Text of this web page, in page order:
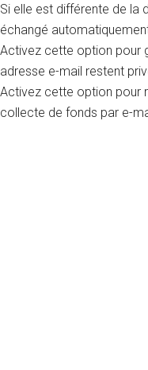
Si elle est différente de la
échangé
Activez cette option pour
adresse e-mail restent
Activez cette option pour
collecte de fonds par e-